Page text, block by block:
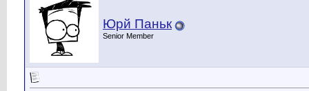
Юрй Паньк
Senior Member